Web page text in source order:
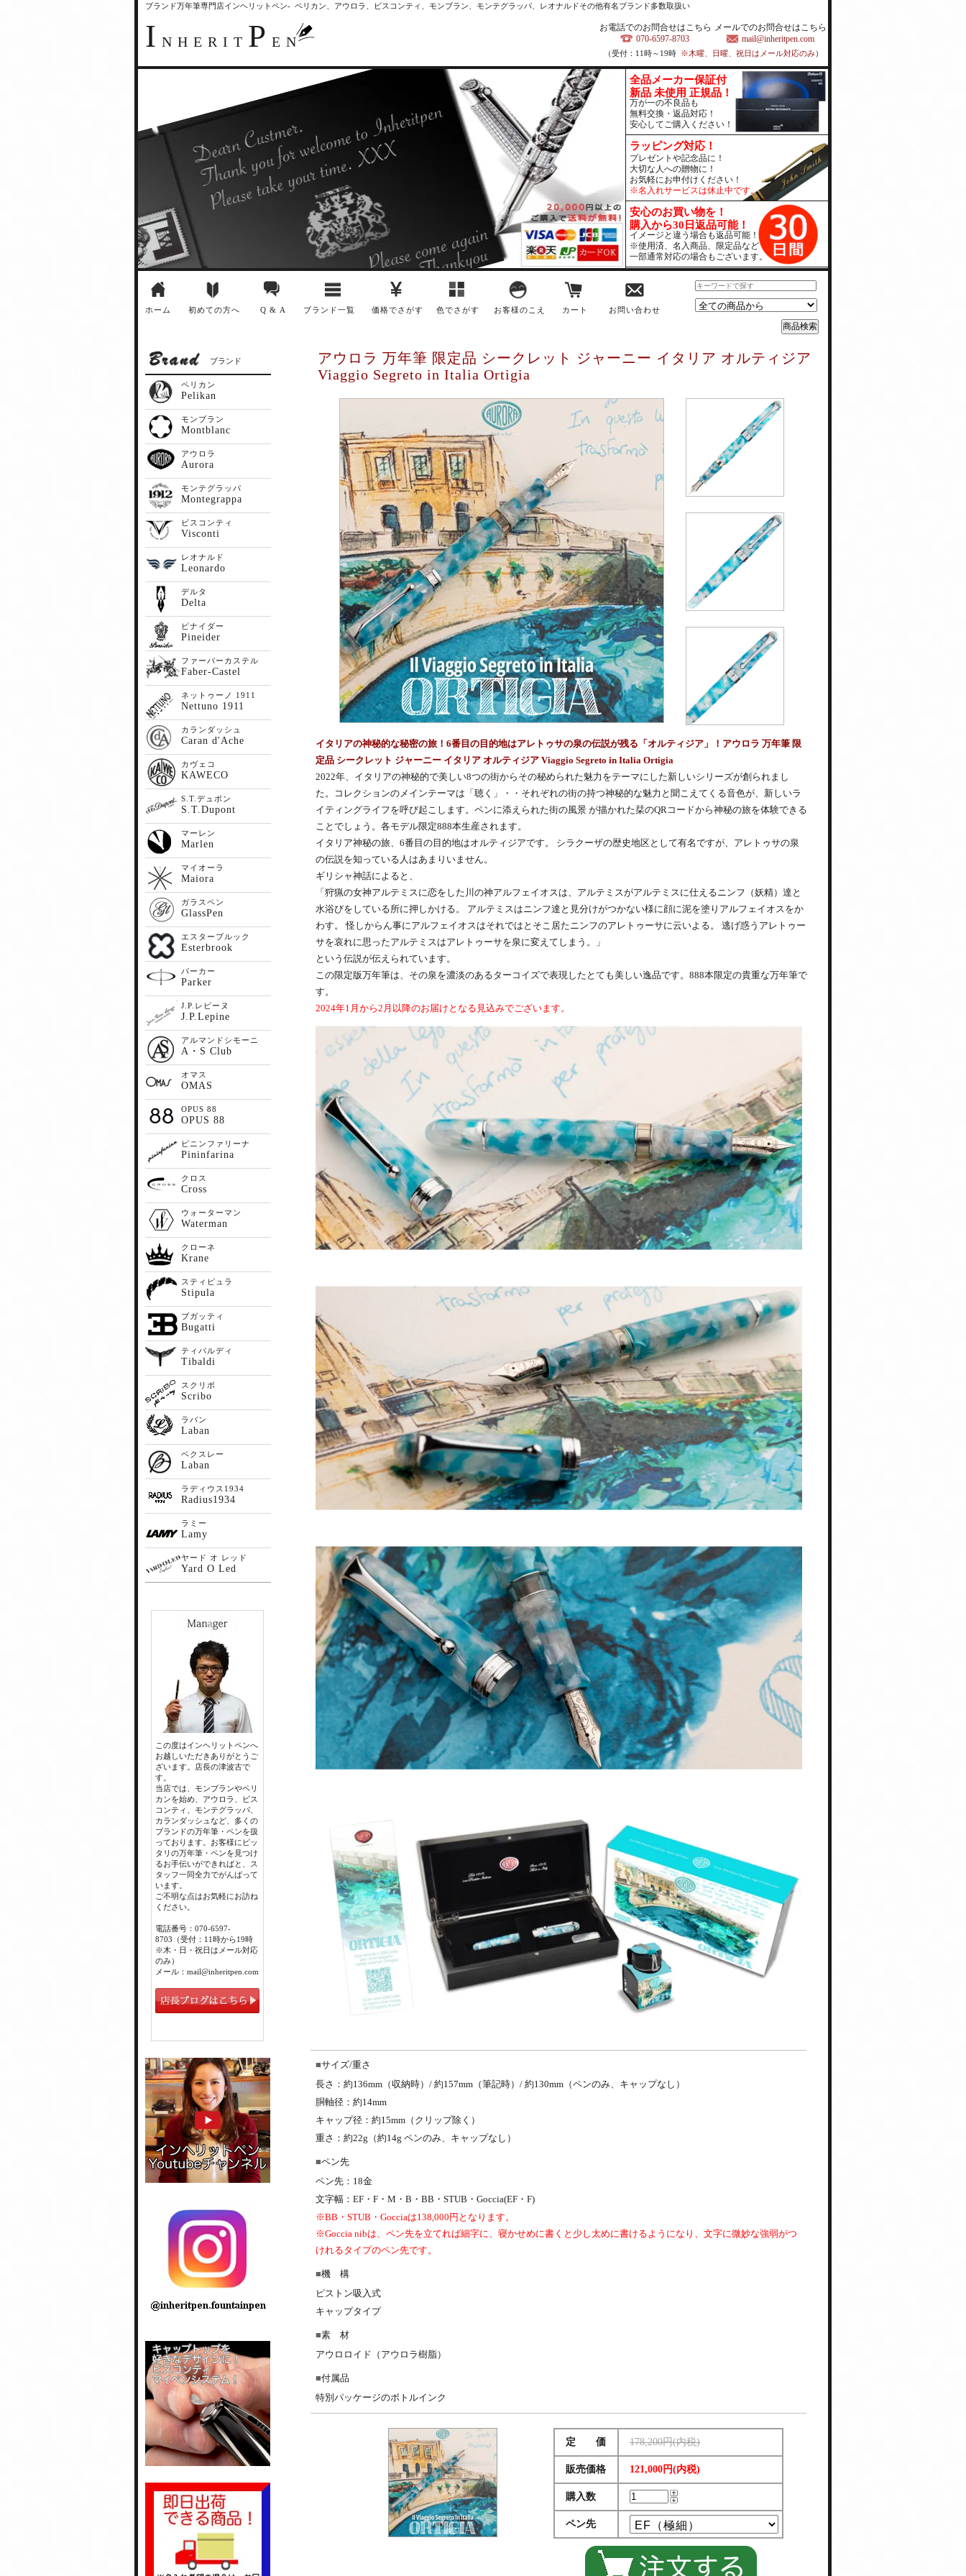
ブランド万年筆専門店インヘリットペン- ペリカン、アウロラ、ビスコンティ、モンブラン、モンテグラッパ、レオナルドその他有名ブランド多数取扱い
I NHERIT P EN
お電話でのお問合せはこちら
070-6597-8703
メールでのお問合せはこちら
mail@inheritpen.com
（受付：11時～19時 ※木曜、日曜、祝日はメール対応のみ）
全品メーカー保証付
新品 未使用 正規品！
万が一の不良品も
無料交換・返品対応！
安心してご購入ください！
ラッピング対応！
プレゼントや記念品に！
大切な人への贈物に！
お気軽にお申付けください！
※名入れサービスは休止中です。
安心のお買い物を！
購入から30日返品可能！
イメージと違う場合も返品可能！
※使用済、名入商品、限定品など
一部通常対応の場合もございます。
ホーム 初めての方へ Q & A ブランド一覧 価格でさがす 色でさがす お客様のこえ カート お問い合わせ
アウロラ 万年筆 限定品 シークレット ジャーニー イタリア オルティジア
Viaggio Segreto in Italia Ortigia
イタリアの神秘的な秘密の旅！6番目の目的地はアレトゥサの泉の伝説が残る「オルティジア」！アウロラ 万年筆 限
定品 シークレット ジャーニー イタリア オルティジア Viaggio Segreto in Italia Ortigia
2022年、イタリアの神秘的で美しい8つの街からその秘められた魅力をテーマにした新しいシリーズが創られまし
た。コレクションのメインテーマは「聴く」・・それぞれの街の持つ神秘的な魅力と聞こえてくる音色が、新しいラ
イティングライフを呼び起こします。ペンに添えられた街の風景 が描かれた栞のQRコードから神秘の旅を体験できる
ことでしょう。各モデル限定888本生産されます。
イタリア神秘の旅、6番目の目的地はオルティジアです。 シラクーザの歴史地区として有名ですが、アレトゥサの泉
の伝説を知っている人はあまりいません。
ギリシャ神話によると、
「狩猟の女神アルテミスに恋をした川の神アルフェイオスは、アルテミスがアルテミスに仕えるニンフ（妖精）達と
水浴びをしている所に押しかける。 アルテミスはニンフ達と見分けがつかない様に顔に泥を塗りアルフェイオスをか
わす。 怪しからん事にアルフェイオスはそれではとそこ居たニンフのアレトゥーサに云いよる。 逃げ惑うアレトゥー
サを哀れに思ったアルテミスはアレトゥーサを泉に変えてしまう。」
という伝説が伝えられています。
この限定版万年筆は、その泉を濃淡のあるターコイズで表現したとても美しい逸品です。888本限定の貴重な万年筆で
す。
2024年1月から2月以降のお届けとなる見込みでございます。
サイズ/重さ
長さ：約136mm（収納時）/ 約157mm（筆記時）/ 約130mm（ペンのみ、キャップなし）
胴軸径：約14mm
キャップ径：約15mm（クリップ除く）
重さ：約22g（約14g ペンのみ、キャップなし）
ペン先
ペン先：18金
文字幅：EF・F・M・B・BB・STUB・Goccia(EF・F)
※BB・STUB・Gocciaは138,000円となります。
※Goccia nibは、ペン先を立てれば細字に、寝かせめに書くと少し太めに書けるようになり、文字に微妙な強弱がつ
けれるタイプのペン先です。
機 構
ピストン吸入式
キャップタイプ
素 材
アウロロイド（アウロラ樹脂）
付属品
特別パッケージのボトルインク
定 価 178,200円(内税)
販売価格 121,000円(内税)
購入数
ペン先
ブランド
ペリカン
Pelikan
モンブラン
Montblanc
アウロラ
Aurora
モンテグラッパ
Montegrappa
ビスコンティ
Visconti
レオナルド
Leonardo
デルタ
Delta
ピナイダー
Pineider
ファーバーカステル
Faber-Castel
ネットゥーノ 1911
Nettuno 1911
カランダッシュ
Caran d'Ache
カヴェコ
KAWECO
S.T.デュポン
S.T.Dupont
マーレン
Marlen
マイオーラ
Maiora
ガラスペン
GlassPen
エスターブルック
Esterbrook
パーカー
Parker
J.P.レピーヌ
J.P.Lepine
アルマンドシモーニ
A・S Club
オマス
OMAS
OPUS 88
OPUS 88
ピニンファリーナ
Pininfarina
クロス
Cross
ウォーターマン
Waterman
クローネ
Krane
スティピュラ
Stipula
ブガッティ
Bugatti
ティバルディ
Tibaldi
スクリボ
Scribo
ラバン
Laban
ベクスレー
Laban
ラディウス1934
Radius1934
ラミー
Lamy
ヤード オ レッド
Yard O Led
この度はインヘリットペンへ
お越しいただきありがとうご
ざいます。店長の津波古で
す。
当店では、モンブランやペリ
カンを始め、アウロラ、ビス
コンティ、モンテグラッパ、
カランダッシュなど、多くの
ブランドの万年筆・ペンを扱
っております。お客様にピッ
タリの万年筆・ペンを見つけ
るお手伝いができればと、ス
タッフ一同全力でがんばって
います。
ご不明な点はお気軽にお訪ね
ください。
電話番号：070-6597-
8703（受付：11時から19時
※木・日・祝日はメール対応
のみ）
メール：mail@inheritpen.com